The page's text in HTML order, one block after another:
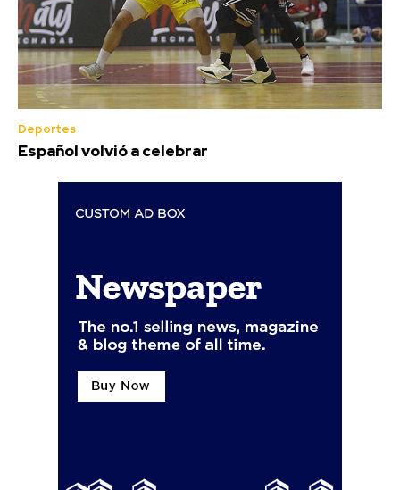
Deportes
Español volvió a celebrar